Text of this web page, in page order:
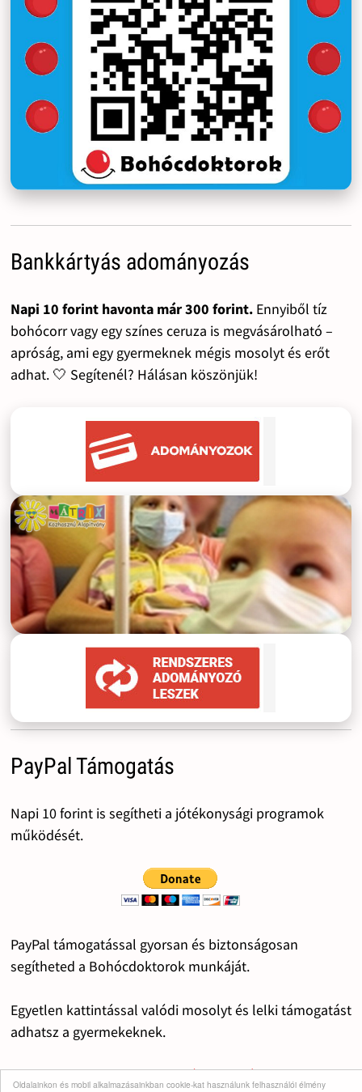
Oldalainkon és mobil alkalmazásainkban cookie-kat használunk felhasználói élmény
Bankkártyás adományozás
Napi 10 forint havonta már 300 forint.Ennyiből tíz
bohócorr vagy egy színes ceruza is megvásárolható –
apróság, ami egy gyermeknek mégis mosolyt és erőt
adhat. 🤍 Segítenél? Hálásan köszönjük!
PayPal Támogatás
Napi 10 forint is segítheti a jótékonysági programok
működését.
PayPal támogatással gyorsan és biztonságosan
segítheted a Bohócdoktorok munkáját.
Egyetlen kattintással valódi mosolyt és lelki támogatást
adhatsz a gyermekeknek.
Alkalmilag vagy rendszerességgel segítheted Te is a